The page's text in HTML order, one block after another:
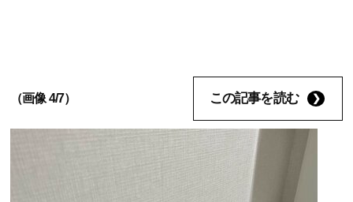
（画像 4/7） この記事を読む